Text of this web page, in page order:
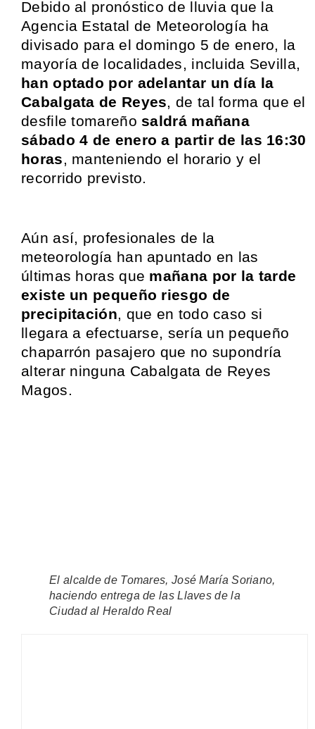
Debido al pronóstico de lluvia que la
Agencia Estatal de Meteorología ha
divisado para el domingo 5 de enero, la
mayoría de localidades, incluida Sevilla,
han optado por adelantar un día la
Cabalgata de Reyes , de tal forma que el
desfile tomareño saldrá mañana
sábado 4 de enero a partir de las 16:30
horas , manteniendo el horario y el
recorrido previsto.
Aún así, profesionales de la
meteorología han apuntado en las
últimas horas que mañana por la tarde
existe un pequeño riesgo de
precipitación, que en todo caso si
llegara a efectuarse, sería un pequeño
chaparrón pasajero que no supondría
alterar ninguna Cabalgata de Reyes
Magos.
El alcalde de Tomares, José María Soriano,
haciendo entrega de las Llaves de la
Ciudad al Heraldo Real